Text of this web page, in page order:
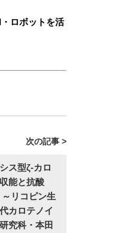
ロボットを活
次の記事 >
ス型ζ-カロ
能と抗酸
リコピン生
カロテノイ
究科・本田